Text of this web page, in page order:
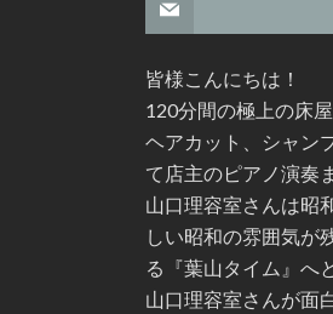
皆様こんにちは！
120分間の極上の床
ヘアカット、シャン
て店主のピアノ演奏
山口理容室さんは昭
しい昭和の雰囲気が
る『葉山タイム』へ
山口理容室さんが面